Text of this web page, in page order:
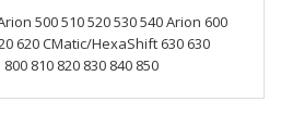
500 510 520 530 540 Arion 600
620 CMatic/HexaShift 630 630
810 820 830 840 850